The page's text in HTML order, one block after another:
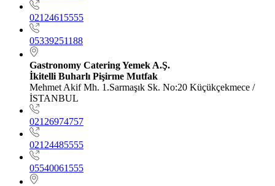
02124615555
05339251188
Gastronomy Catering Yemek A.Ş.
İkitelli Buharlı Pişirme Mutfak
Mehmet Akif Mh. 1.Sarmaşık Sk. No:20 Küçükçekmece /
İSTANBUL
02126974757
02124485555
05540061555